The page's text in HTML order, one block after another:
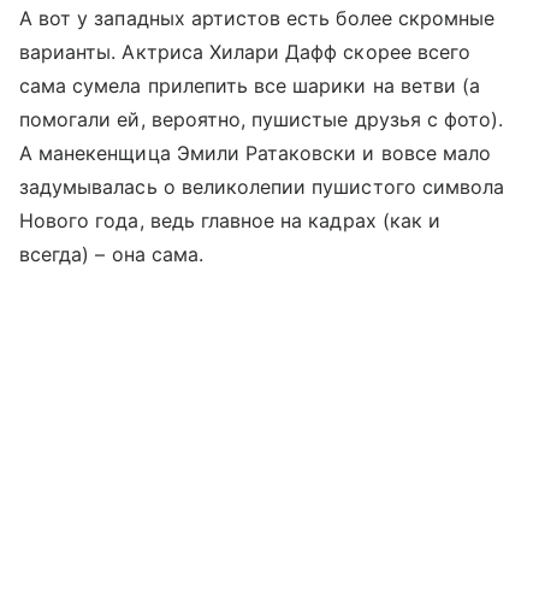
А вот у западных артистов есть более скромные
варианты. Актриса Хилари Дафф скорее всего
сама сумела прилепить все шарики на ветви (а
помогали ей, вероятно, пушистые друзья с фото).
А манекенщица Эмили Ратаковски и вовсе мало
задумывалась о великолепии пушистого символа
Нового года, ведь главное на кадрах (как и
всегда)– она сама.